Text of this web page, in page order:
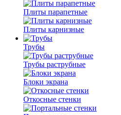
Плиты парапетные
Плиты карнизные
Трубы
Трубы раструбные
Блоки экрана
Откосные стенки